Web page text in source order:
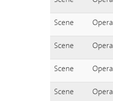
Scene Opera
Scene Opera
Scene Opera
Scene Opera